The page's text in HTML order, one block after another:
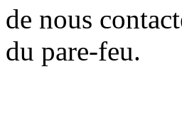
de nous
du pare-feu.